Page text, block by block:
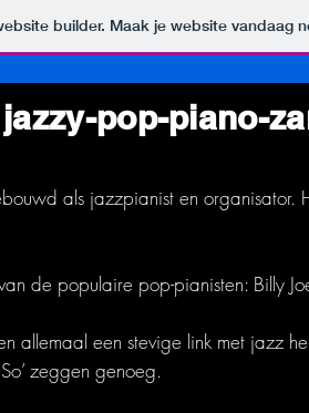
builder. Maak je website vandaag
pop-piano-
als jazzpianist en organisator.
de populaire pop-pianisten: Billy
een stevige link met jazz
So’ zeggen genoeg.